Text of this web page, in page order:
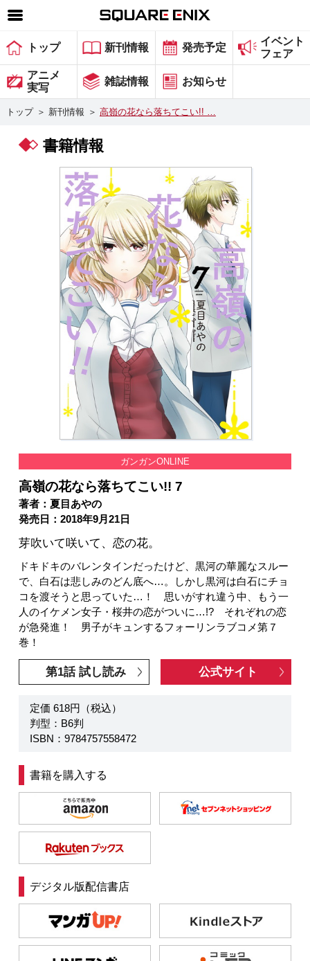
SQUARE ENIX 公式サイトメニュー
ゲーム
マガジン＆ブックス
グッズ
会社情報 採用情報
スクウェア・エニックス サイト内検索
トップ 新刊情報 発売予定
イベント
フェア
アニメ
実写
雑誌情報 お知らせ
トップ ＞ 新刊情報 ＞ 高嶺の花なら落ちてこい!! …
書籍情報
ガンガンONLINE
高嶺の花なら落ちてこい!! 7
著者：夏目あやの
発売日：2018年9月21日
芽吹いて咲いて、恋の花。
ドキドキのバレンタインだったけど、黒河の華麗なスルー
で、白石は悲しみのどん底へ…。しかし黒河は白石にチョ
コを渡そうと思っていた…！ 思いがすれ違う中、もう一
人のイケメン女子・桜井の恋がついに…!? それぞれの恋
が急発進！ 男子がキュンするフォーリンラブコメ第７
巻！
第1話 試し読み 公式サイト
定価 618円（税込）
判型：B6判
ISBN：9784757558472
書籍を購入する
デジタル版配信書店